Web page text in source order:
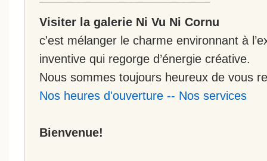
Visiter la galerie Ni Vu Ni Cornu
c'est mélanger le charme environnant à
inventive qui regorge d’énergie créative.
Nous sommes toujours heureux de vous
Nos heures d'ouverture -- Nos services
Bienvenue!